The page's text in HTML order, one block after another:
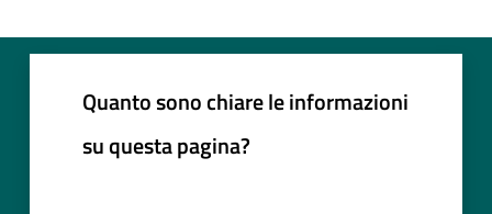
Quanto sono chiare le informazioni
su questa pagina?